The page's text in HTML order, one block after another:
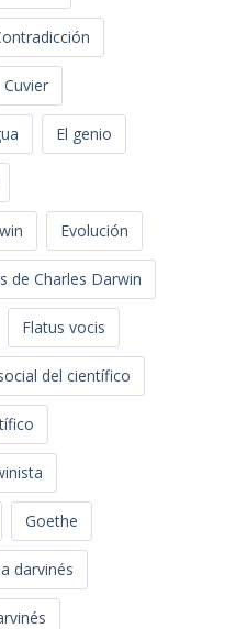
Cuvier
El genio
Evolución
de Charles Darwin
Flatus vocis
del científico
Goethe
darvinés